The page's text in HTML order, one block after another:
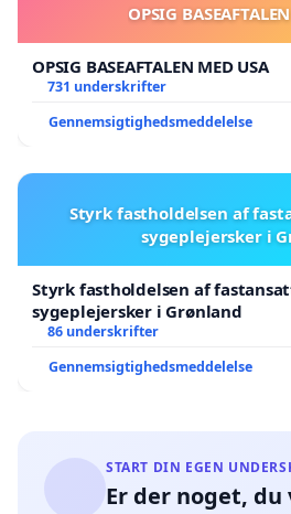
OPSIG
OPSIG BASEAFTALEN MED USA
731 underskrifter
Gennemsigtighedsmeddelelse
Styrk fastholdelsen af
sygeplejersker i
Styrk fastholdelsen af
sygeplejersker i Grønland
86 underskrifter
Gennemsigtighedsmeddelelse
START DIN EGEN
Er der noget,